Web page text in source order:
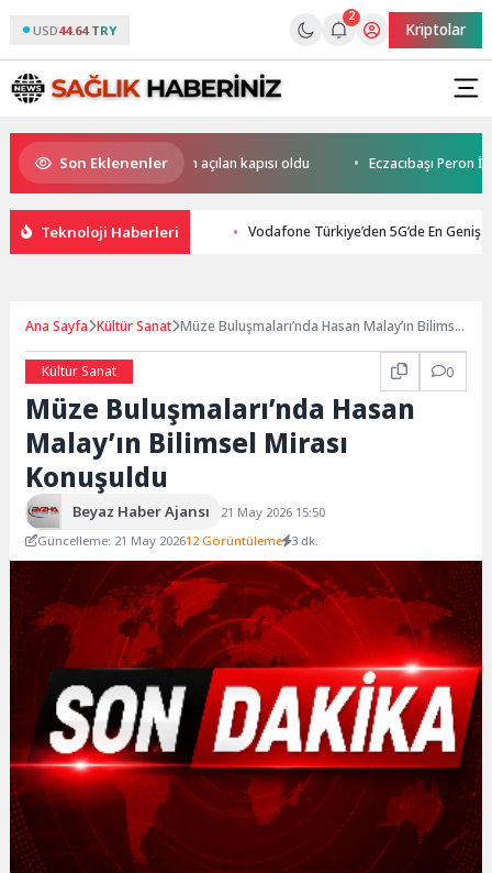
USD44.64 TRY
2
Kriptolar
Son Eklenenler
Merkezi hayata yeniden açılan kapısı oldu Eczacıbaşı Peron
Teknoloji Haberleri Vodafone Türkiye’den 5G’de En Geniş
Ana Sayfa Kültür Sanat Müze Buluşmaları’nda Hasan Malay’ın Bilimsel
Kültür Sanat
0
Müze Buluşmaları’nda Hasan
Malay’ın Bilimsel Mirası
Konuşuldu
Beyaz Haber Ajansı
21 May 2026 15:50
Güncelleme: 21 May 202612 Görüntüleme 3 dk.